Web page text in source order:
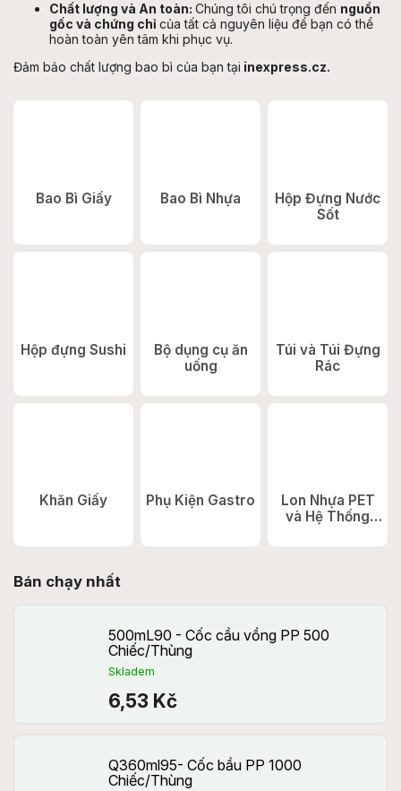
Chất lượng và An toàn: Chúng tôi chú trọng đến nguồn
gốc và chứng chỉ của tất cả nguyên liệu để bạn có thể
hoàn toàn yên tâm khi phục vụ.
Đảm bảo chất lượng bao bì của bạn tại inexpress.cz.
Bao Bì Giấy Bao Bì Nhựa
Hộp Đựng Nước
Sốt
Hộp đựng Sushi
Bộ dụng cụ ăn
uống
Túi và Túi Đựng
Rác
Khăn Giấy Phụ Kiện Gastro
Lon Nhựa PET
và Hệ Thống
Bán chạy nhất
500mL90 - Cốc cầu vồng PP 500
Chiếc/Thùng
Skladem
6,53 Kč
Q360ml95- Cốc bầu PP 1000
Chiếc/Thùng